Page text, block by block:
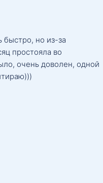
быстро, но из-за
простояла во
очень доволен, одной